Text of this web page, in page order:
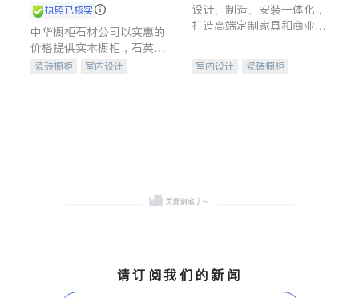
执照已核实
中华橱柜石材公司以实惠的
价格提供实木橱柜，石英石
台面，多种优质不锈钢水
瓷砖橱柜
室内设计
设计、制造、安装一体化，
打造高端定制家具和商业空
室内设计
瓷砖橱柜
请订阅我们的新闻